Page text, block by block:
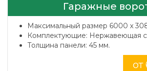
Гаражные
Максимальный размер 6000 x
Комплектующие: Нержавеющая
Толщина панели: 45 мм.
от